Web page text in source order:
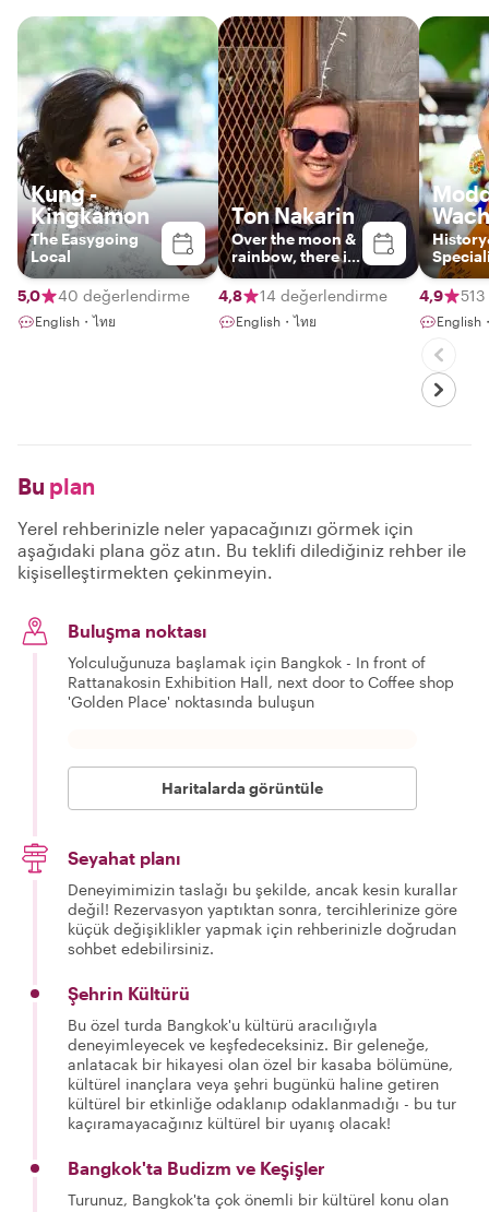
Kung -
Kingkamon
The Easygoing
Local
5,0 40 değerlendirme
English・ไทย
Ton Nakarin
Over the moon &
rainbow, there is
BANGKOK. I meet
you there.
4,8 14 değerlendirme
English・ไทย
4,9
English
Bu plan
Yerel rehberinizle neler yapacağınızı görmek için
aşağıdaki plana göz atın. Bu teklifi dilediğiniz rehber ile
kişiselleştirmekten çekinmeyin.
Buluşma noktası
Yolculuğunuza başlamak için Bangkok - In front of
Rattanakosin Exhibition Hall, next door to Coffee shop
'Golden Place' noktasında buluşun
Haritalarda görüntüle
Seyahat planı
Deneyimimizin taslağı bu şekilde, ancak kesin kurallar
değil! Rezervasyon yaptıktan sonra, tercihlerinize göre
küçük değişiklikler yapmak için rehberinizle doğrudan
sohbet edebilirsiniz.
Şehrin Kültürü
Bu özel turda Bangkok'u kültürü aracılığıyla
deneyimleyecek ve keşfedeceksiniz. Bir geleneğe,
anlatacak bir hikayesi olan özel bir kasaba bölümüne,
kültürel inançlara veya şehri bugünkü haline getiren
kültürel bir etkinliğe odaklanıp odaklanmadığı - bu tur
kaçıramayacağınız kültürel bir uyanış olacak!
Bangkok'ta Budizm ve Keşişler
Turunuz, Bangkok'ta çok önemli bir kültürel konu olan